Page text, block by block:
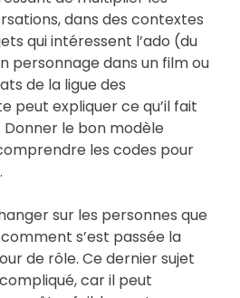
dans des contextes
qui intéressent l’ado (du
personnage dans un film ou
de la ligue des
peut expliquer ce qu’il fait
le bon modèle
les codes pour
sur les personnes que
s’est passée la
de rôle. Ce dernier sujet
car il peut